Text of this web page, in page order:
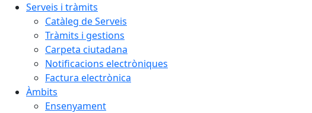
Serveis i tràmits
Catàleg de Serveis
Tràmits i gestions
Carpeta ciutadana
Notificacions electròniques
Factura electrònica
Àmbits
Ensenyament